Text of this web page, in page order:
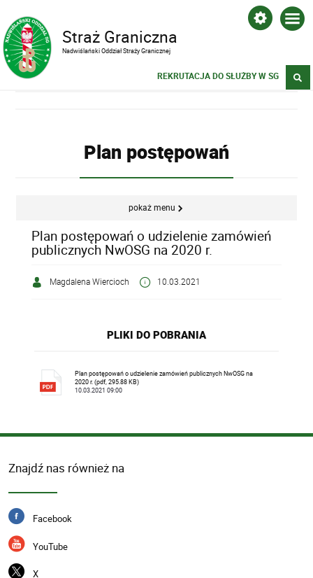
Straż Graniczna
Nadwiślański Oddział Straży Granicznej
REKRUTACJA DO SŁUŻBY W SG
Plan postępowań
pokaż menu
Plan postępowań o udzielenie zamówień
publicznych NwOSG na 2020 r.
Magdalena Wiercioch 10.03.2021
PLIKI DO POBRANIA
Plan postępowań o udzielenie zamówień publicznych NwOSG na
2020 r. (pdf, 295.88 KB)
10.03.2021 09:00
Znajdź nas również na
Facebook
YouTube
X